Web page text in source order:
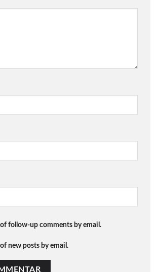
follow-up comments by email.
new posts by email.